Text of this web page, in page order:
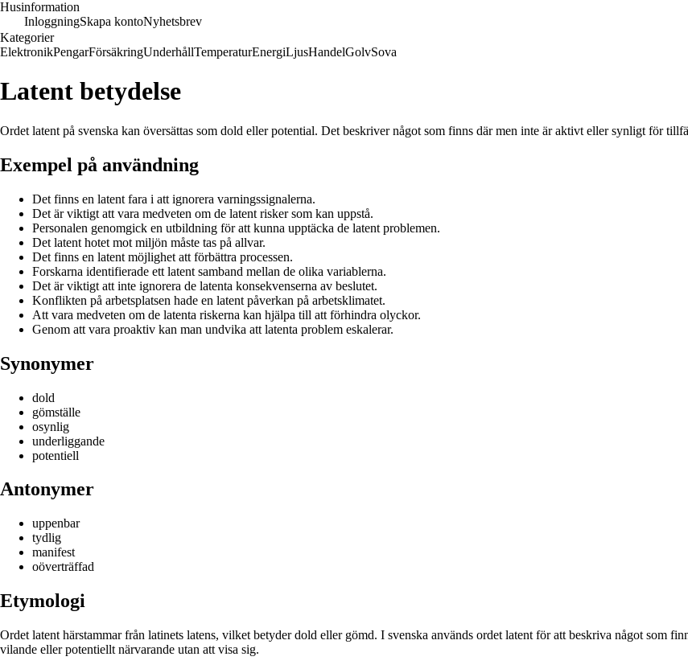
Husinformation
InloggningSkapa kontoNyhetsbrev
Kategorier
ElektronikPengarFörsäkringUnderhållTemperaturEnergiLjusHandelGolvSova
Latent betydelse
Ordet latent på svenska kan översättas som dold eller potential. Det beskriver något som finns där men inte är aktivt eller synligt för
Exempel på användning
Det finns en latent fara i att ignorera varningssignalerna.
Det är viktigt att vara medveten om de latent risker som kan uppstå.
Personalen genomgick en utbildning för att kunna upptäcka de latent problemen.
Det latent hotet mot miljön måste tas på allvar.
Det finns en latent möjlighet att förbättra processen.
Forskarna identifierade ett latent samband mellan de olika variablerna.
Det är viktigt att inte ignorera de latenta konsekvenserna av beslutet.
Konflikten på arbetsplatsen hade en latent påverkan på arbetsklimatet.
Att vara medveten om de latenta riskerna kan hjälpa till att förhindra olyckor.
Genom att vara proaktiv kan man undvika att latenta problem eskalerar.
Synonymer
dold
gömställe
osynlig
underliggande
potentiell
Antonymer
uppenbar
tydlig
manifest
oöverträffad
Etymologi
Ordet latent härstammar från latinets latens, vilket betyder dold eller gömd. I svenska används ordet latent för att beskriva något som
vilande eller potentiellt närvarande utan att visa sig.